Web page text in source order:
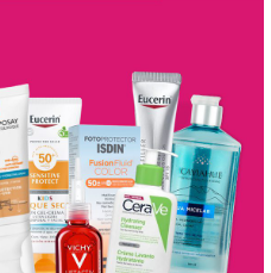
marcas y manchas del acné
el tono para un acabado radiante
hidratacion prolongada sin
de producto sobre el
ascendentes hasta que se
Limpiador Purificante+M, para
nocturna.